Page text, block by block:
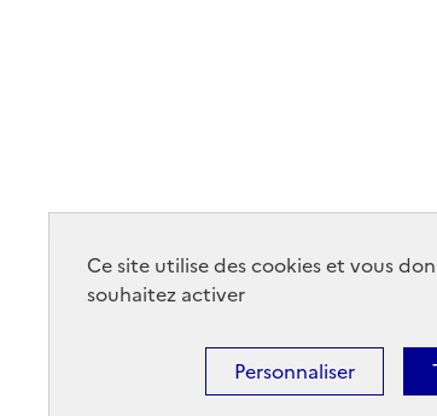
Ce site utilise des cookies et vous
souhaitez activer
Personnaliser